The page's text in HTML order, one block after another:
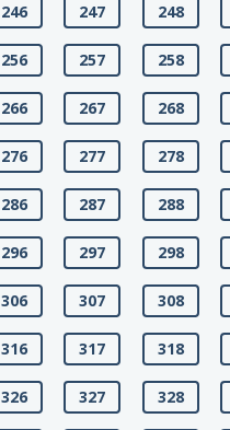
246 247 248
256 257 258
266 267 268
276 277 278
286 287 288
296 297 298
306 307 308
316 317 318
326 327 328